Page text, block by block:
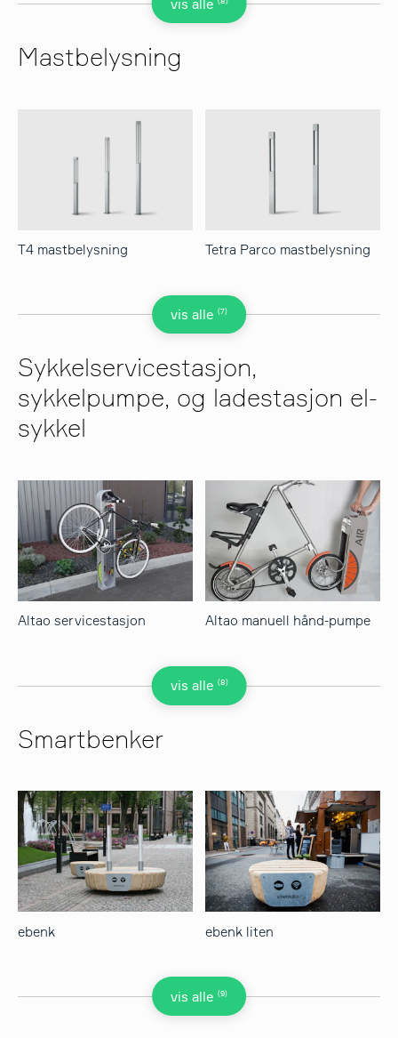
vis alle
Mastbelysning
vis alle (7)
T4 mastbelysning Tetra Parco mastbelysning
Sykkelservicestasjon,
sykkelpumpe, og ladestasjon el-
sykkel
vis alle (8)
Altao servicestasjon Altao manuell hånd-pumpe
Smartbenker
vis alle (9)
ebenk ebenk liten